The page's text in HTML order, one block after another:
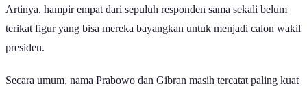
Artinya, hampir empat dari sepuluh responden sama sekali belum
terikat figur yang bisa mereka bayangkan untuk menjadi calon wakil
presiden.
Secara umum, nama Prabowo dan Gibran masih tercatat paling kuat